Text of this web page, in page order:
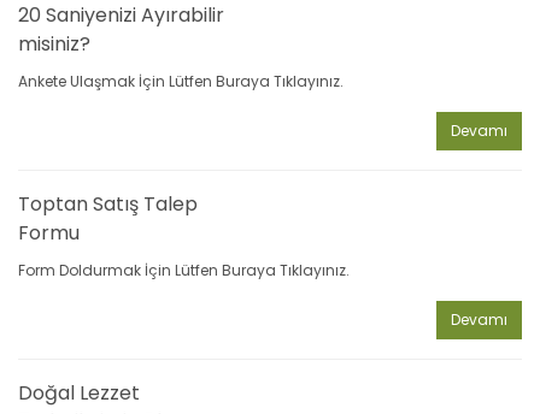
20 Saniyenizi Ayırabilir
misiniz?
Ankete Ulaşmak İçin Lütfen Buraya Tıklayınız.
Devamı
Toptan Satış Talep
Formu
Form Doldurmak İçin Lütfen Buraya Tıklayınız.
Devamı
Doğal Lezzet